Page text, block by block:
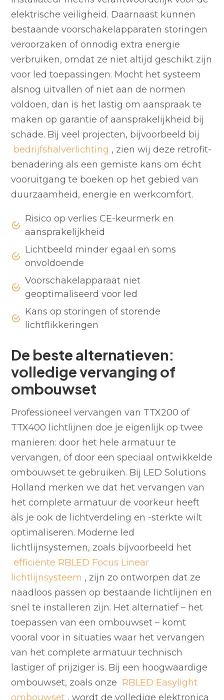
elektrische veiligheid. Daarnaast kunnen
bestaande voorschakelapparaten storingen
veroorzaken of onnodig extra energie
verbruiken, omdat ze niet altijd geschikt zijn
voor led toepassingen. Mocht het systeem
alsnog uitvallen of niet aan de normen
voldoen, dan is het lastig om aanspraak te
maken op garantie of aansprakelijkheid bij
schade. Bij veel projecten, bijvoorbeeld bij
bedrijfshalverlichting , zien wij deze retrofit-
benadering als een gemiste kans om écht
vooruitgang te boeken op het gebied van
duurzaamheid, energie en werkcomfort.
Risico op verlies CE-keurmerk en
aansprakelijkheid
Lichtbeeld minder egaal en soms
onvoldoende
Voorschakelapparaat niet
geoptimaliseerd voor led
Kans op storingen of storende
lichtflikkeringen
De beste alternatieven:
volledige vervanging of
ombouwset
Professioneel vervangen van TTX200 of
TTX400 lichtlijnen doe je eigenlijk op twee
manieren: door het hele armatuur te
vervangen, of door een speciaal ontwikkelde
ombouwset te gebruiken. Bij LED Solutions
Holland merken we dat het vervangen van
het complete armatuur de voorkeur heeft
als je ook de lichtverdeling en -sterkte wilt
optimaliseren. Moderne led
lichtlijnsystemen, zoals bijvoorbeeld het
efficiënte RBLED Focus Linear
lichtlijnsysteem , zijn zo ontworpen dat ze
naadloos passen op bestaande lichtlijnen en
snel te installeren zijn. Het alternatief – het
toepassen van een ombouwset – komt
vooral voor in situaties waar het vervangen
van het complete armatuur technisch
lastiger of prijziger is. Bij een hoogwaardige
ombouwset, zoals onze RBLED Easylight
ombouwset , wordt de volledige elektronica